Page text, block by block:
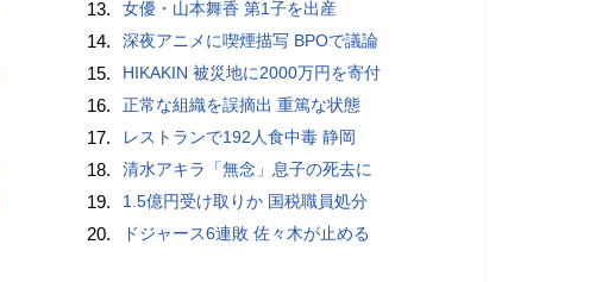
13. 女優・山本舞香 第1子を出産
14. 深夜アニメに喫煙描写 BPOで議論
15. HIKAKIN 被災地に2000万円を寄付
16. 正常な組織を誤摘出 重篤な状態
17. レストランで192人食中毒 静岡
18. 清水アキラ「無念」息子の死去に
19. 1.5億円受け取りか 国税職員処分
20. ドジャース6連敗 佐々木が止める